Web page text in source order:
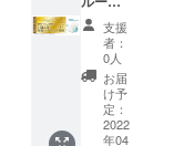
1/10、
5/1-
5/7、
8/1-31)
は利用
不可。
セル・
ノー
ショー
100％」
とさせ
ていた
だきま
※ご予約
時の
キャン
セリポ
リシー
は「前
日18時
以降の
ルジュ
(バト
ラー)付
き。 平
日だけ
でな
く、
金・
るチ
ケット
です。
（通常
販売価
格：1名
35000
オリジ
ナルモ
バイル
バッテ
リー ●
お礼の
メール
ブ付き
【ドー
ムホテ
ル型グ
ランピ
ングリ
ゾート
支援
者：
0人
お届
け予
定：
2022
年04